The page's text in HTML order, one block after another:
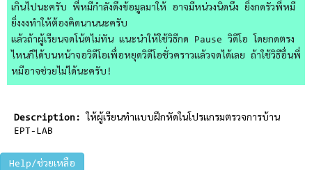
เกินไปนะครับ พี่หมีกำลังดึงข้อมูลมาให้ อาจมีหน่วงนิดนึง ยิ่งกดรัวพี่หมี
ยิ่งงงทำให้ต้องคิดนานนะครับ
แล้วถ้าผู้เรียนจดโน้ตไม่ทัน แนะนำให้ใช้วิธีกด Pause วิดีโอ โดยกดตรง
ไหนก็ได้บนหน้าจอวิดีโอเพื่อหยุดวิดีโอชั่วคราวแล้วจดได้เลย ถ้าใช้วิธีอื่นพี่
หมีอาจช่วยไม่ได้นะครับ!
Description:
ให้ผู้เรียนทำแบบฝึกหัดในโปรแกรมตรวจการบ้าน
EPT-LAB
Help/ช่วยเหลือ